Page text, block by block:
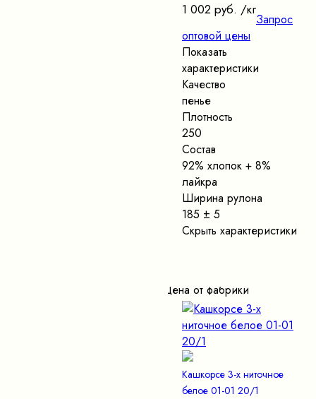
1 002 руб. /кг
Запрос
оптовой цены
Показать
характеристики
Качество
пенье
Плотность
250
Состав
92% хлопок + 8%
лайкра
Ширина рулона
185 ± 5
Скрыть характеристики
Цена от фабрики
Кашкорсе 3-х ниточное
белое 01-01 20/1